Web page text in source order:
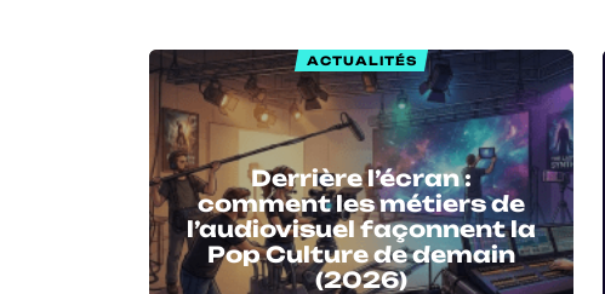
ACTUALITÉS
Derrière l’écran :
comment les métiers de
l’audiovisuel façonnent la
Pop Culture de demain
(2026)